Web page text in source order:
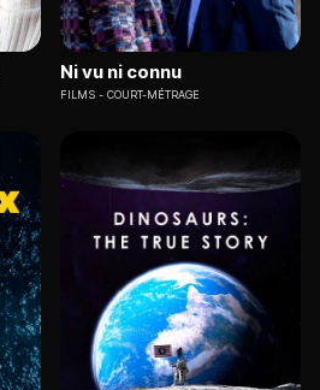
Ni vu ni connu
FILMS COURT-MÉTRAGE